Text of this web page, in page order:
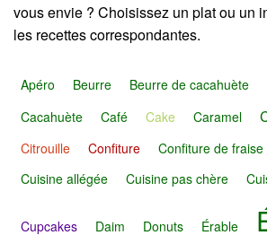
vous envie ? Choisissez un plat ou un
les recettes correspondantes.
Apéro Beurre Beurre de cacahuète
Cacahuète Café Cake Caramel
Citrouille
Confiture Confiture de fraise
Cuisine allégée
Cuisine pas chère
Cupcakes Daim Donuts Érable